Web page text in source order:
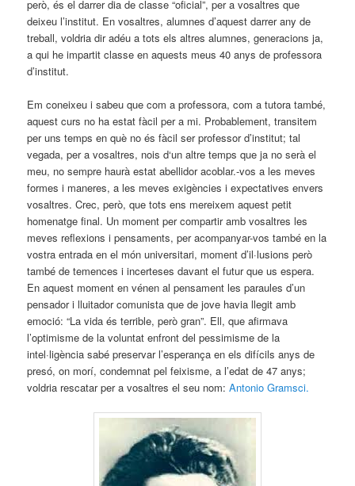
però, és el darrer dia de classe “oficial”, per a vosaltres que
deixeu l’institut. En vosaltres, alumnes d’aquest darrer any de
treball, voldria dir adéu a tots els altres alumnes, generacions ja,
a qui he impartit classe en aquests meus 40 anys de professora
d’institut.
Em coneixeu i sabeu que com a professora, com a tutora també,
aquest curs no ha estat fàcil per a mi. Probablement, transitem
per uns temps en què no és fàcil ser professor d’institut; tal
vegada, per a vosaltres, nois d‘un altre temps que ja no serà el
meu, no sempre haurà estat abellidor acoblar.-vos a les meves
formes i maneres, a les meves exigències i expectatives envers
vosaltres. Crec, però, que tots ens mereixem aquest petit
homenatge final. Un moment per compartir amb vosaltres les
meves reflexions i pensaments, per acompanyar-vos també en la
vostra entrada en el món universitari, moment d’il·lusions però
també de temences i incerteses davant el futur que us espera.
En aquest moment en vénen al pensament les paraules d’un
pensador i lluitador comunista que de jove havia llegit amb
emoció: “La vida és terrible, però gran”. Ell, que afirmava
l’optimisme de la voluntat enfront del pessimisme de la
intel·ligència sabé preservar l’esperança en els difícils anys de
presó, on morí, condemnat pel feixisme, a l’edat de 47 anys;
voldria rescatar per a vosaltres el seu nom:Antonio Gramsci.